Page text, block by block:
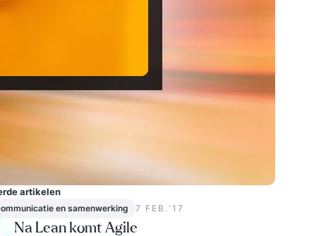
artikelen
en samenwerking 7 FEB.‘17
Na Lean komt Agile